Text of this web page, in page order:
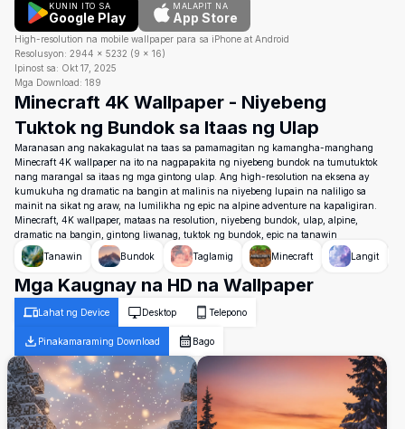
KUNIN ITO SA
Google Play
MALAPIT NA
App Store
High-resolution na mobile wallpaper para sa iPhone at Android
Resolusyon: 2944 × 5232 (9 × 16)
Ipinost sa: Okt 17, 2025
Mga Download: 189
Minecraft 4K Wallpaper - Niyebeng
Tuktok ng Bundok sa Itaas ng Ulap
Maranasan ang nakakagulat na taas sa pamamagitan ng kamangha-manghang
Minecraft 4K wallpaper na ito na nagpapakita ng niyebeng bundok na tumutuktok
nang marangal sa itaas ng mga gintong ulap. Ang high-resolution na eksena ay
kumukuha ng dramatic na bangin at malinis na niyebeng lupain na naliligo sa
mainit na sikat ng araw, na lumilikha ng epic na alpine adventure na kapaligiran.
Minecraft, 4K wallpaper, mataas na resolution, niyebeng bundok, ulap, alpine,
dramatic na bangin, gintong liwanag, tuktok ng bundok, epic na tanawin
Tanawin
Bundok Taglamig Minecraft Langit
Mga Kaugnay na HD na Wallpaper
Lahat ng Device Desktop Telepono
Pinakamaraming Download Bago